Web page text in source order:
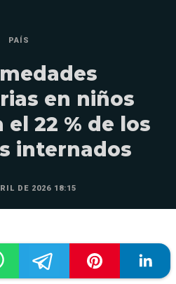
PAÍS
en niños
22 % de los
internados
DE 2026 18:15